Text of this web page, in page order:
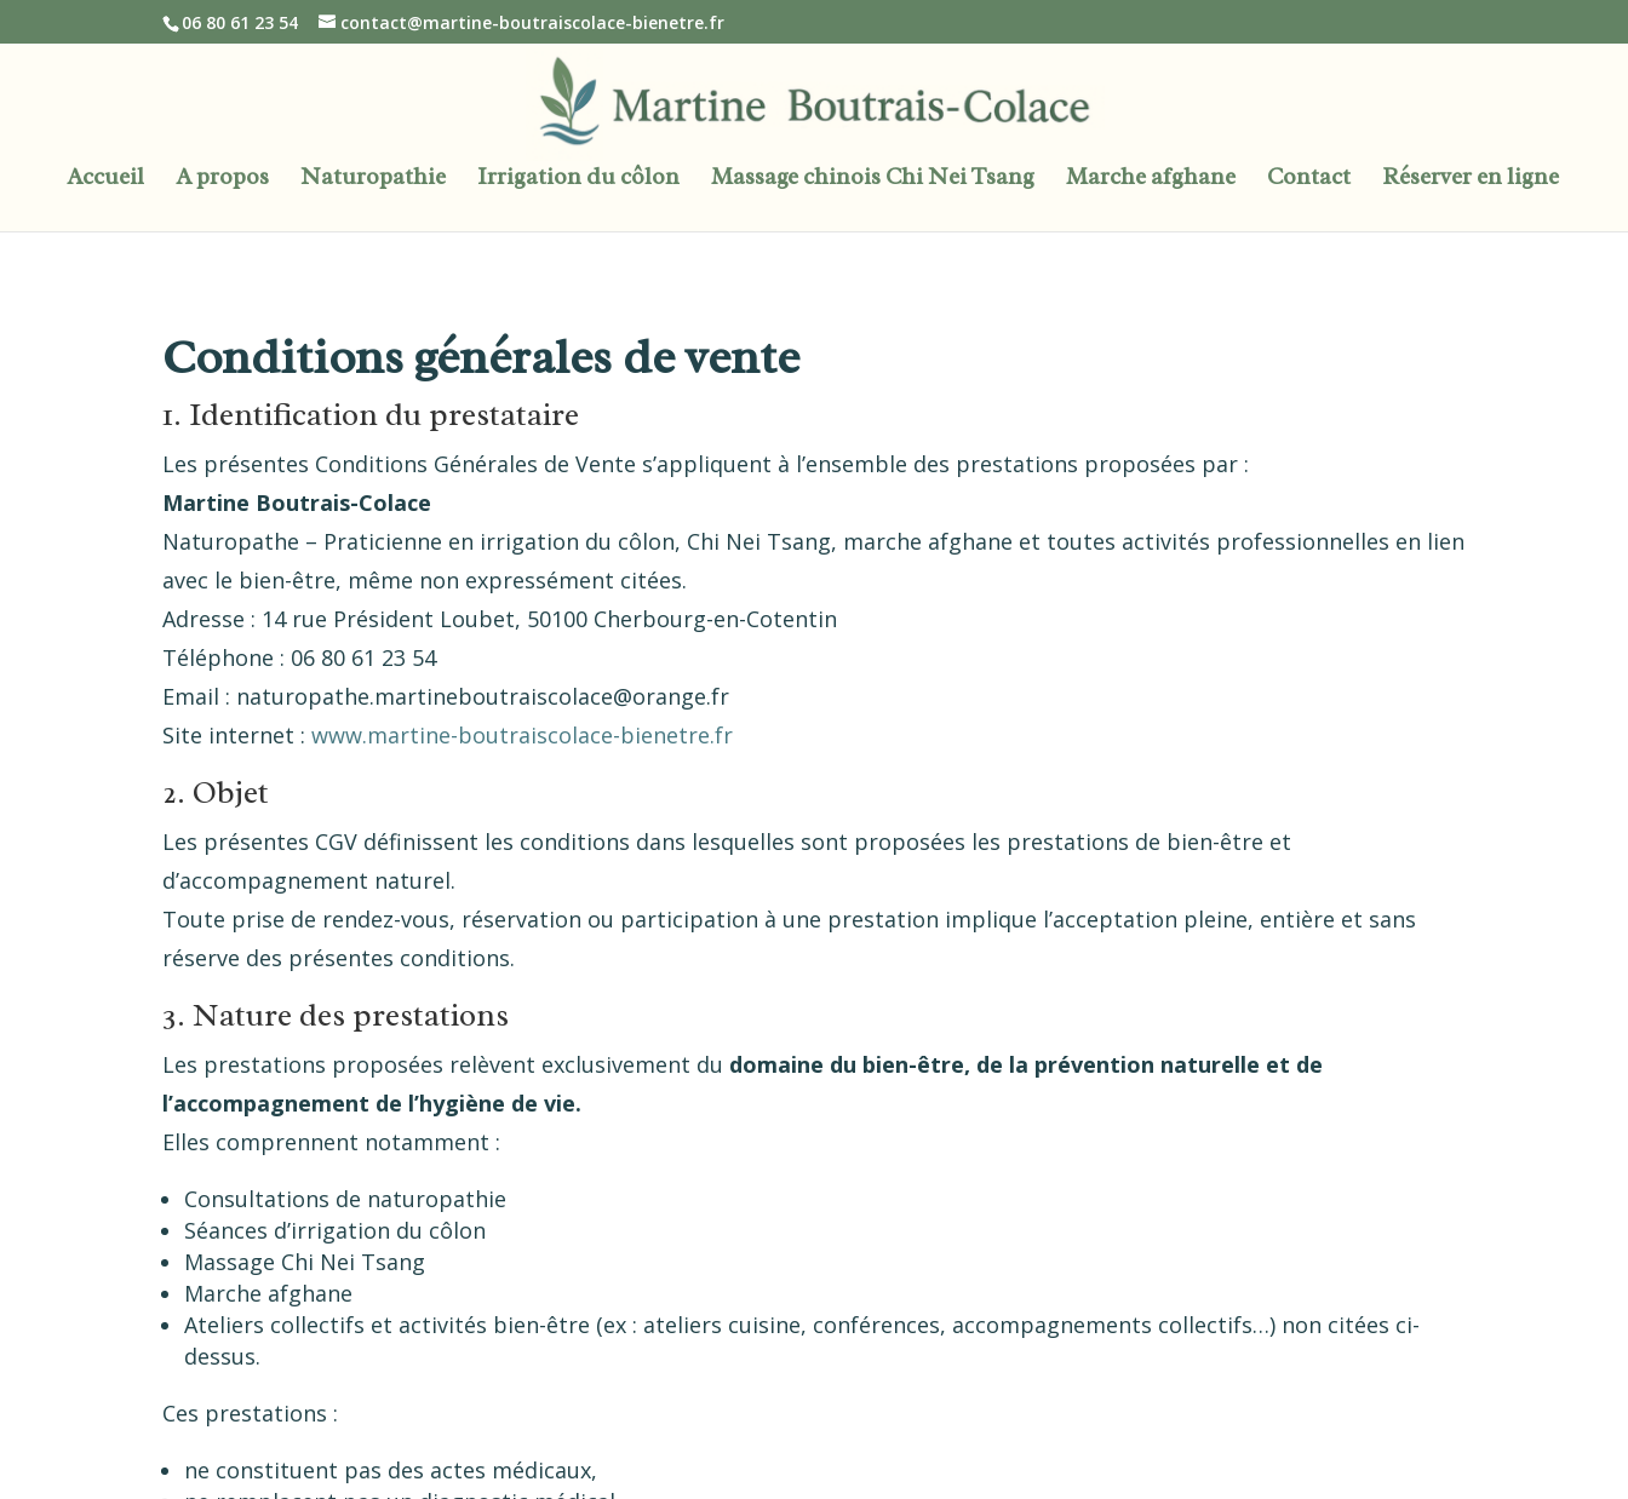
06 80 61 23 54 contact@martine-boutraiscolace-bienetre.fr
Accueil A propos Naturopathie Irrigation du côlon Massage chinois Chi Nei Tsang Marche afghane Contact Réserver en ligne
Conditions générales de vente
1. Identification du prestataire
Les présentes Conditions Générales de Vente s’appliquent à l’ensemble des prestations proposées par :
Martine Boutrais-Colace
Naturopathe – Praticienne en irrigation du côlon, Chi Nei Tsang, marche afghane et toutes activités professionnelles en lien
avec le bien-être, même non expressément citées.
Adresse : 14 rue Président Loubet, 50100 Cherbourg-en-Cotentin
Téléphone : 06 80 61 23 54
Email : naturopathe.martineboutraiscolace@orange.fr
Site internet :www.martine-boutraiscolace-bienetre.fr
2. Objet
Les présentes CGV définissent les conditions dans lesquelles sont proposées les prestations de bien-être et
d’accompagnement naturel.
Toute prise de rendez-vous, réservation ou participation à une prestation implique l’acceptation pleine, entière et sans
réserve des présentes conditions.
3. Nature des prestations
Les prestations proposées relèvent exclusivement du domaine du bien-être, de la prévention naturelle et de
l’accompagnement de l’hygiène de vie.
Elles comprennent notamment :
Consultations de naturopathie
Séances d’irrigation du côlon
Massage Chi Nei Tsang
Marche afghane
Ateliers collectifs et activités bien-être (ex : ateliers cuisine, conférences, accompagnements collectifs…) non citées ci-
dessus.
Ces prestations :
ne constituent pas des actes médicaux,